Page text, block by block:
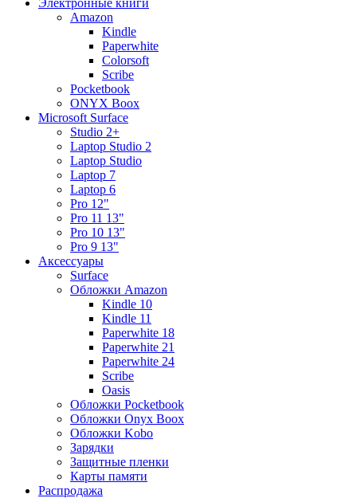
Amazon
Kindle
Paperwhite
Colorsoft
Scribe
Pocketbook
ONYX Boox
Microsoft Surface
Studio 2+
Laptop Studio 2
Laptop Studio
Laptop 7
Laptop 6
Pro 12"
Pro 11 13"
Pro 10 13"
Pro 9 13"
Аксессуары
Surface
Обложки Amazon
Kindle 10
Kindle 11
Paperwhite 18
Paperwhite 21
Paperwhite 24
Scribe
Oasis
Обложки Pocketbook
Обложки Onyx Boox
Обложки Kobo
Зарядки
Защитные пленки
Карты памяти
Распродажа